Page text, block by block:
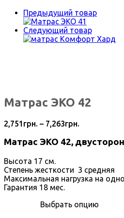
Предыдущий товар
Следующий товар
Матрас ЭКО 42
2,751 грн. – 7,263грн.
Матрас ЭКО 42,
Высота 17 см.
Степень жесткости 3 средняя
Максимальная нагрузка на
Гарантия 18 мес.
Выбрать опцию